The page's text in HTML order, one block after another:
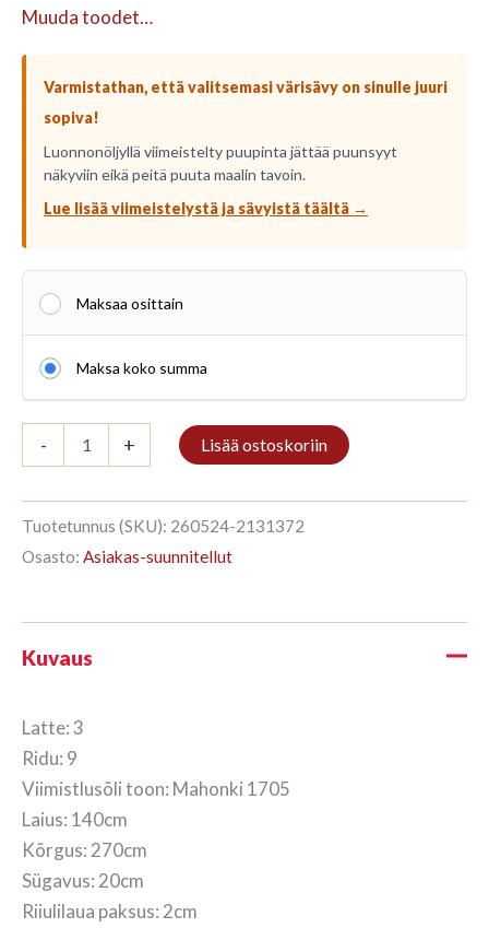
Muuda toodet…
Varmistathan, että valitsemasi värisävy on sinulle juuri
sopiva!
Luonnonöljyllä viimeistelty puupinta jättää puunsyyt
näkyviin eikä peitä puuta maalin tavoin.
Lue lisää viimeistelystä ja sävyistä täältä →
Maksaa osittain
Maksa koko summa
-
3/9
Mahonki
määrä
+ Lisää ostoskoriin
Tuotetunnus (SKU): 260524-2131372
Osasto: Asiakas-suunnitellut
Kuvaus
Latte: 3
Ridu: 9
Viimistlusõli toon: Mahonki 1705
Laius: 140cm
Kõrgus: 270cm
Sügavus: 20cm
Riiulilaua paksus: 2cm